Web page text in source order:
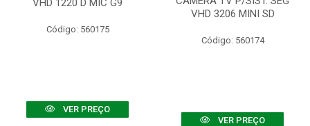
VHD 1220 D MIC G9
Código: 560175
VER PREÇO
VHD 3206 MINI SD
Código: 560174
VER PREÇO